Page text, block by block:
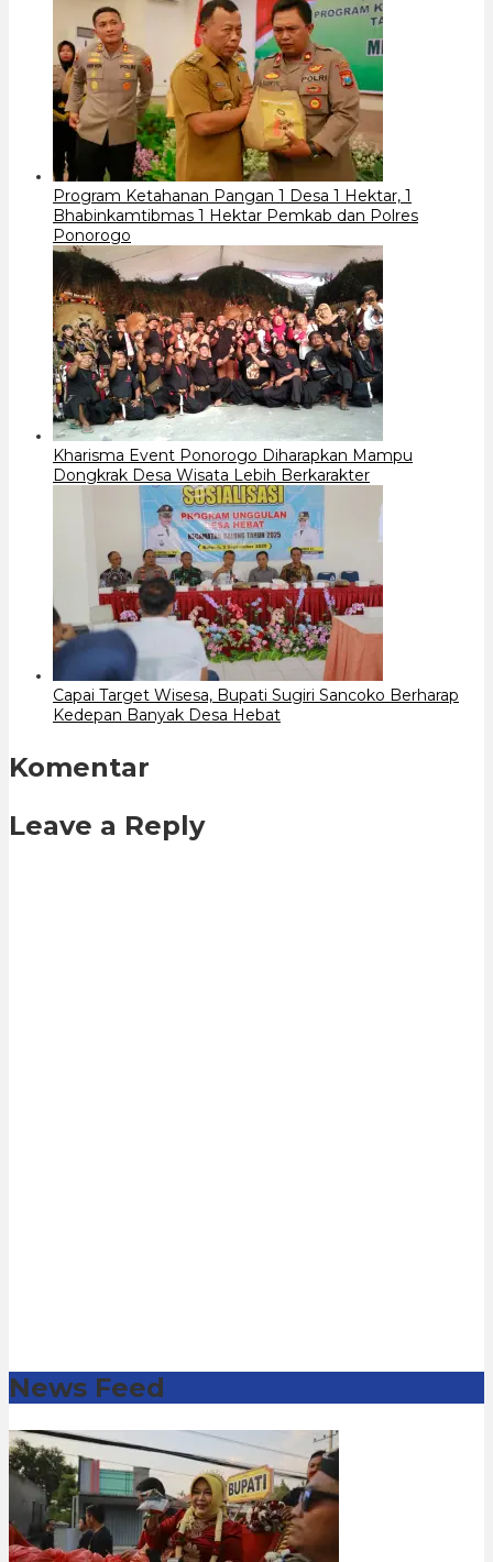
Program Ketahanan Pangan 1 Desa 1 Hektar, 1
Bhabinkamtibmas 1 Hektar Pemkab dan Polres
Ponorogo
Kharisma Event Ponorogo Diharapkan Mampu
Dongkrak Desa Wisata Lebih Berkarakter
Capai Target Wisesa, Bupati Sugiri Sancoko Berharap
Kedepan Banyak Desa Hebat
Komentar
Leave a Reply
News Feed